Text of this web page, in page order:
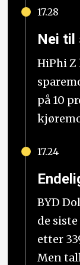
17.28
Nei til
HiPhi Z
på 10
17.24
BYD
de
etter
Men